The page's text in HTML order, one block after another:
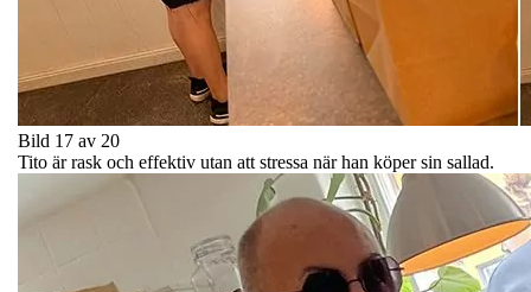
Bild 17 av 20
Tito är rask och effektiv utan att stressa när han köper sin sallad.